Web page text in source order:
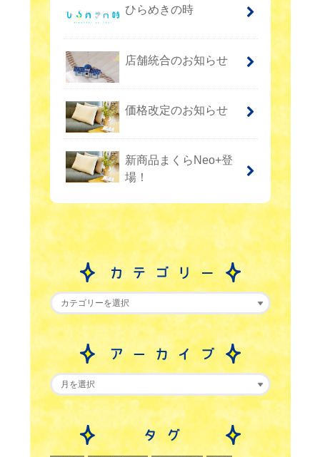
ひらめきの時
店舗統合のお知らせ
価格改定のお知らせ
新商品まくらNeo+登
場！